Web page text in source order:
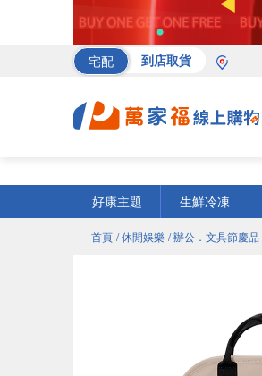
宅配 到店取貨
好康主題
生鮮冷凍
首頁 / 休閒娛樂 / 辦公．文具節慶品